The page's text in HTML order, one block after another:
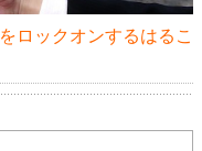
ロックオンするはるこ